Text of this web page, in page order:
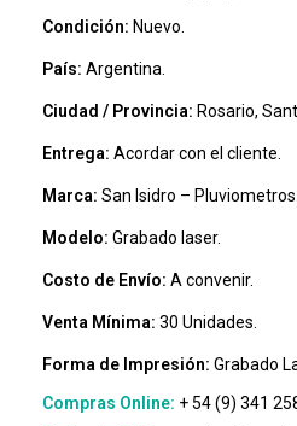
Condición: Nuevo.
País: Argentina.
Ciudad / Provincia: Rosario,
Entrega: Acordar con el cliente.
Marca: San Isidro – Pluviometros.
Modelo: Grabado laser.
Costo de Envío: A convenir.
Venta Mínima: 30 Unidades.
Forma de Impresión: Grabado
Compras Online: + 54 (9) 341